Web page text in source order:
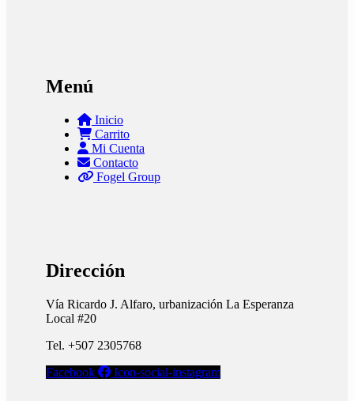
Menú
Inicio
Carrito
Mi Cuenta
Contacto
Fogel Group
Dirección
Vía Ricardo J. Alfaro, urbanización La Esperanza
Local #20
Tel. +507 2305768
Facebook
Icon-social-instagram